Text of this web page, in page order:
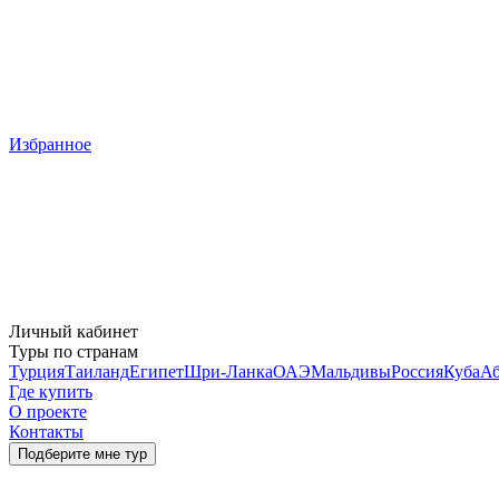
Избранное
Личный кабинет
Туры по странам
ТурцияТаиландЕгипетШри-ЛанкаОАЭМальдивыРоссияКуба
Где купить
О проекте
Контакты
Подберите мне тур